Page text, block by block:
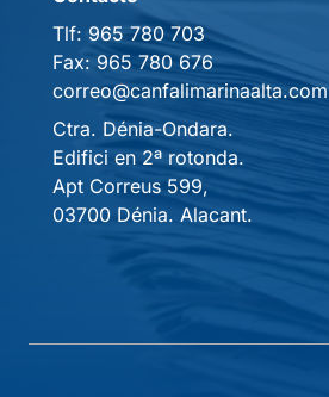
Tlf: 965 780 703
Fax: 965 780 676
correo@canfalimarinaalta.com
Ctra. Dénia-Ondara.
Edifici en 2ª rotonda.
Apt Correus 599,
03700 Dénia. Alacant.